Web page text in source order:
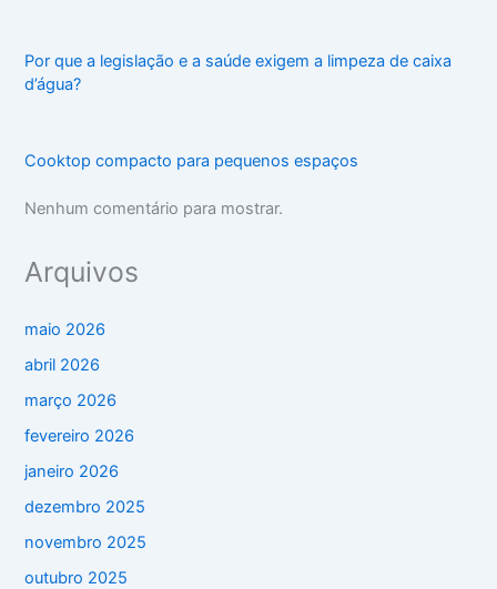
Por que a legislação e a saúde exigem a limpeza de caixa
d’água?
Cooktop compacto para pequenos espaços
Nenhum comentário para mostrar.
Arquivos
maio 2026
abril 2026
março 2026
fevereiro 2026
janeiro 2026
dezembro 2025
novembro 2025
outubro 2025